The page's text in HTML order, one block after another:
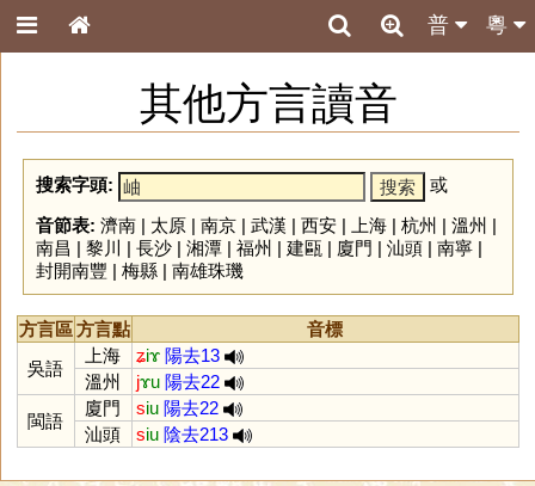
粵
普
其他方言讀音
搜索字頭:
或
音節表: 濟南| 太原| 南京| 武漢 | 西安| 上海| 杭州 | 溫州 |
南昌 | 黎川 | 長沙| 湘潭| 福州 | 建甌 | 廈門 | 汕頭| 南寧|
封開南豐 | 梅縣| 南雄珠璣
方言區方言點
音標
吳語
上海 ʑiɤ 陽去13
溫州
jɤu 陽去22
閩語
廈門 siu 陽去22
汕頭
siu 陰去213